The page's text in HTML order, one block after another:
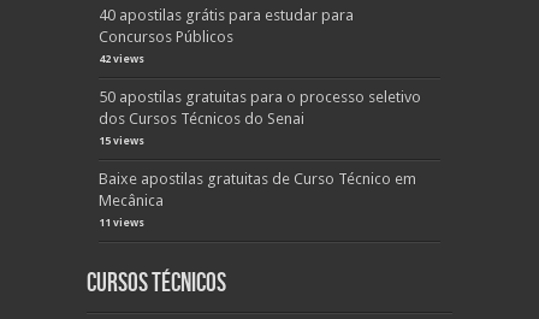
40 apostilas grátis para estudar para
Concursos Públicos
42 views
50 apostilas gratuitas para o processo seletivo
dos Cursos Técnicos do Senai
15 views
Baixe apostilas gratuitas de Curso Técnico em
Mecânica
11 views
Cursos Técnicos